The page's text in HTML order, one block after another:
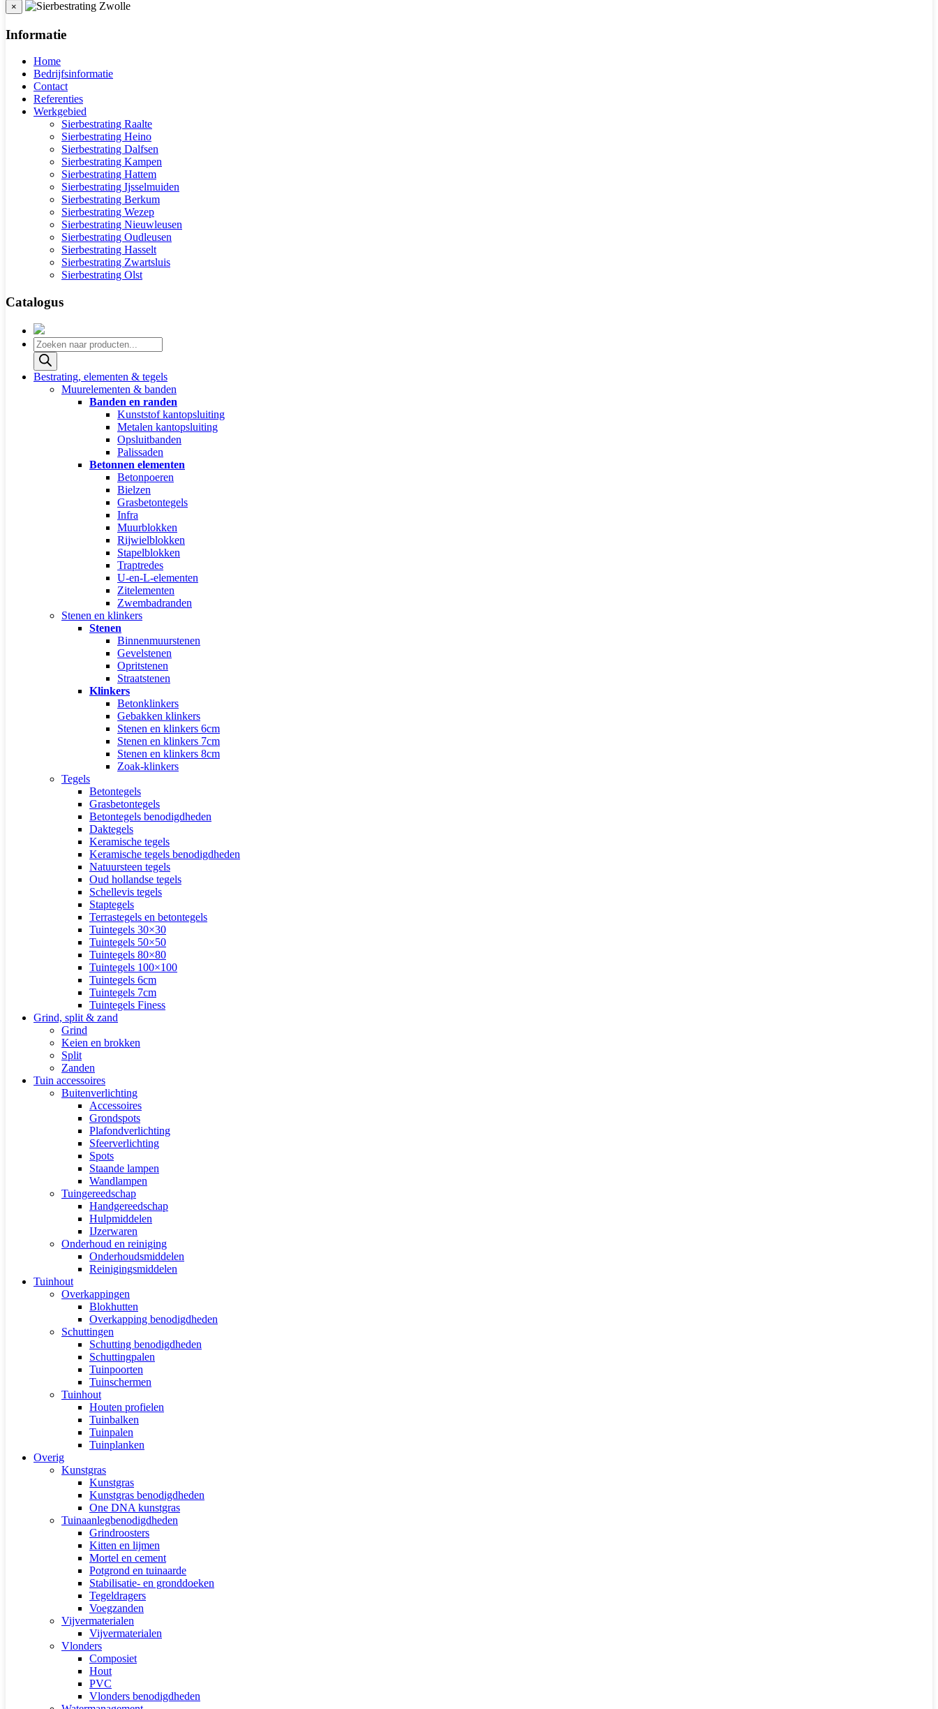
×
Informatie
Home
Bedrijfsinformatie
Contact
Referenties
Werkgebied
Sierbestrating Raalte
Sierbestrating Heino
Sierbestrating Dalfsen
Sierbestrating Kampen
Sierbestrating Hattem
Sierbestrating Ijsselmuiden
Sierbestrating Berkum
Sierbestrating Wezep
Sierbestrating Nieuwleusen
Sierbestrating Oudleusen
Sierbestrating Hasselt
Sierbestrating Zwartsluis
Sierbestrating Olst
Catalogus
Producten
zoeken
Bestrating, elementen & tegels
Muurelementen & banden
Banden en randen
Kunststof kantopsluiting
Metalen kantopsluiting
Opsluitbanden
Palissaden
Betonnen elementen
Betonpoeren
Bielzen
Grasbetontegels
Infra
Muurblokken
Rijwielblokken
Stapelblokken
Traptredes
U-en-L-elementen
Zitelementen
Zwembadranden
Stenen en klinkers
Stenen
Binnenmuurstenen
Gevelstenen
Opritstenen
Straatstenen
Klinkers
Betonklinkers
Gebakken klinkers
Stenen en klinkers 6cm
Stenen en klinkers 7cm
Stenen en klinkers 8cm
Zoak-klinkers
Tegels
Betontegels
Grasbetontegels
Betontegels benodigdheden
Daktegels
Keramische tegels
Keramische tegels benodigdheden
Natuursteen tegels
Oud hollandse tegels
Schellevis tegels
Staptegels
Terrastegels en betontegels
Tuintegels 30×30
Tuintegels 50×50
Tuintegels 80×80
Tuintegels 100×100
Tuintegels 6cm
Tuintegels 7cm
Tuintegels Finess
Grind, split & zand
Grind
Keien en brokken
Split
Zanden
Tuin accessoires
Buitenverlichting
Accessoires
Grondspots
Plafondverlichting
Sfeerverlichting
Spots
Staande lampen
Wandlampen
Tuingereedschap
Handgereedschap
Hulpmiddelen
IJzerwaren
Onderhoud en reiniging
Onderhoudsmiddelen
Reinigingsmiddelen
Tuinhout
Overkappingen
Blokhutten
Overkapping benodigdheden
Schuttingen
Schutting benodigdheden
Schuttingpalen
Tuinpoorten
Tuinschermen
Tuinhout
Houten profielen
Tuinbalken
Tuinpalen
Tuinplanken
Overig
Kunstgras
Kunstgras
Kunstgras benodigdheden
One DNA kunstgras
Tuinaanlegbenodigdheden
Grindroosters
Kitten en lijmen
Mortel en cement
Potgrond en tuinaarde
Stabilisatie- en gronddoeken
Tegeldragers
Voegzanden
Vijvermaterialen
Vijvermaterialen
Vlonders
Composiet
Hout
PVC
Vlonders benodigdheden